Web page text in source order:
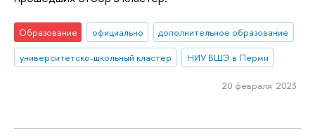
Образование официально
дополнительное образование
университетско-школьный кластер
НИУ ВШЭ в Перми
20 февраля 2023